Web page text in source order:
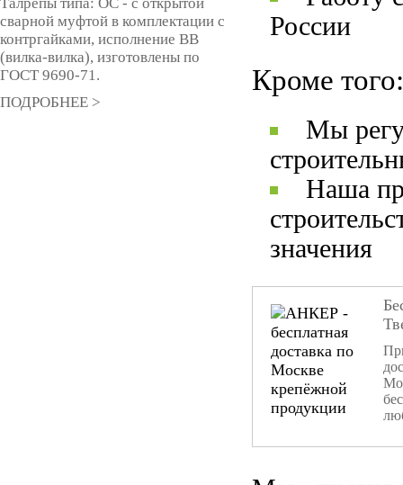
России
Кроме того:
Мы
Наша
значения
сварной муфтой в комплектации с
контргайками, исполнение ВВ
(вилка-вилка), изготовлены по
ГОСТ 9690-71.
ПОДРОБНЕЕ >